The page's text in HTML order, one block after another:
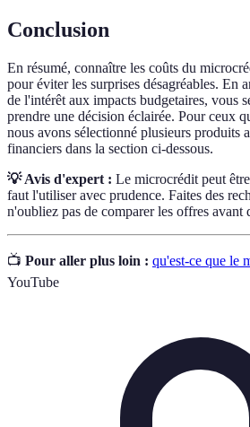
Conclusion
En résumé, connaître les coûts du
pour éviter les surprises désagréables. En
de l'intérêt aux impacts budgetaires, vous
prendre une décision éclairée. Pour ceux
nous avons sélectionné plusieurs produits
financiers dans la section ci-dessous.
💡 Avis d'expert : Le microcrédit peut
faut l'utiliser avec prudence. Faites des
n'oubliez pas de comparer les offres avant
📺 Pour aller plus loin : qu'est-ce que le
YouTube